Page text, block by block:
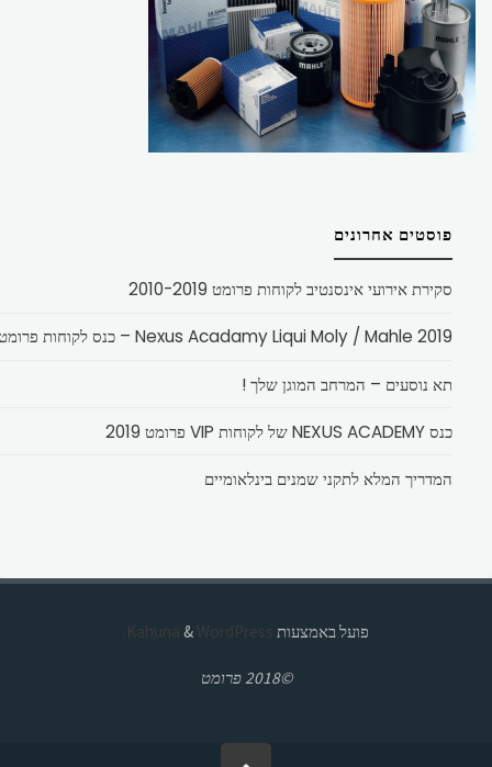
פוסטים אחרונים
סקירת אירועי אינסנטיב לקוחות פרומט 2010-2019
Nexus Acadamy Liqui Moly / Mahle 2019 – כנס לקוחות פרומט
תא נוסעים – המרחב המוגן שלך !
כנס NEXUS ACADEMY של לקוחות VIP פרומט 2019
המדריך המלא לתקני שמנים בינלאומיים
פועל באמצעות & WordPress.
©2018 פרומט